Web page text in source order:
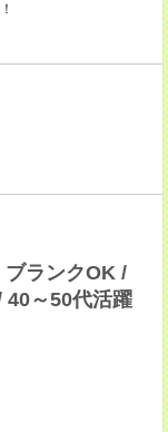
ランクOK /
40～50代活躍